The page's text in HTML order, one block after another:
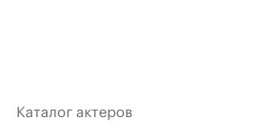
Каталог актеров